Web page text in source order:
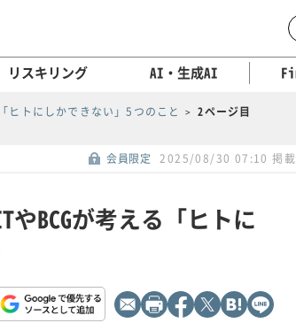
リスキリング AI・生成AI
トにしかできない」5つのこと 2ページ目
会員限定 2025/08/30 07:10 掲載
BCGが考える「ヒトに